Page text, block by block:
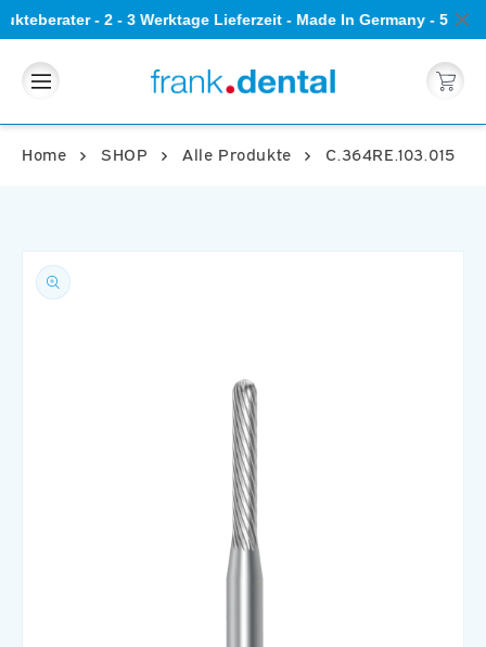
- 2 - 3 Werktage Lieferzeit - Made In Germany - 5
Direkt
zum
Warenkorb
Home SHOP Alle Produkte C.364RE.103.015